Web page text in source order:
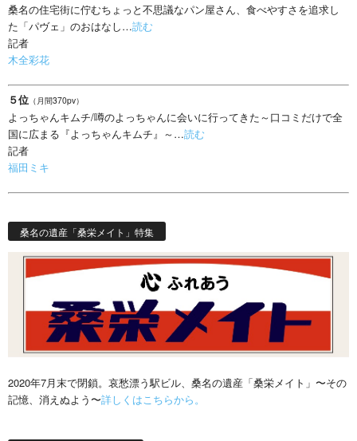
桑名の住宅街に佇むちょっと不思議なパン屋さん、食べやすさを追求し
た「パヴェ」のおはなし…読む
記者
木全彩花
５位 （月間370pv）
よっちゃんキムチ/噂のよっちゃんに会いに行ってきた～口コミだけで全
国に広まる『よっちゃんキムチ』～…読む
記者
福田ミキ
桑名の遺産「桑栄メイト」特集
2020年7月末で閉鎖。哀愁漂う駅ビル、桑名の遺産「桑栄メイト」〜その
記憶、消えぬよう〜詳しくはこちらから。